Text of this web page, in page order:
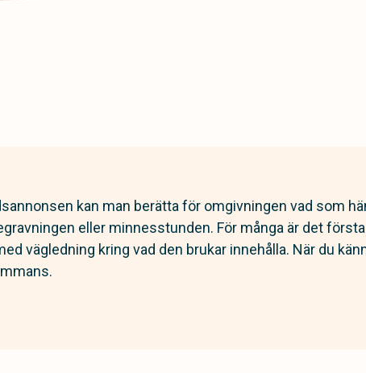
kan man berätta för omgivningen vad som
eller minnesstunden. För många är det
vägledning kring vad den brukar innehålla. När du